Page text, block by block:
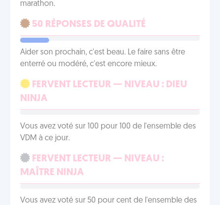
marathon.
50 RÉPONSES DE QUALITÉ
Aider son prochain, c'est beau. Le faire sans être
enterré ou modéré, c'est encore mieux.
FERVENT LECTEUR — NIVEAU : DIEU
NINJA
Vous avez voté sur 100 pour 100 de l'ensemble des
VDM à ce jour.
FERVENT LECTEUR — NIVEAU :
MAÎTRE NINJA
Vous avez voté sur 50 pour cent de l'ensemble des